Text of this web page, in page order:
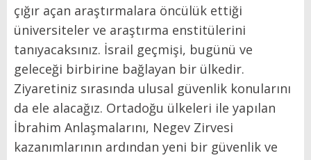
çığır açan araştırmalara öncülük ettiği
üniversiteler ve araştırma enstitülerini
tanıyacaksınız. İsrail geçmişi, bugünü ve
geleceği birbirine bağlayan bir ülkedir.
Ziyaretiniz sırasında ulusal güvenlik konularını
da ele alacağız. Ortadoğu ülkeleri ile yapılan
İbrahim Anlaşmalarını, Negev Zirvesi
kazanımlarının ardından yeni bir güvenlik ve